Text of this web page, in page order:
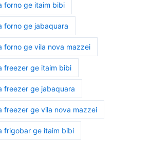
forno ge itaim bibi
forno ge jabaquara
forno ge vila nova mazzei
freezer ge itaim bibi
freezer ge jabaquara
freezer ge vila nova mazzei
frigobar ge itaim bibi